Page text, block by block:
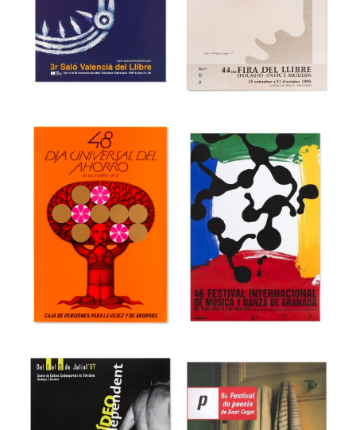
36a Feria
Internacional del
Mueble de
Valencia
Museu del Disseny de Barcelona
39 Festival
internacional de
cine de Gijón
Museu del Disseny de Barcelona
3r Saló Valencià
del Llibre
Museu del Disseny de Barcelona
44 Fira del Llibre
d’ocasió antic i
modern
Museu del Disseny de Barcelona